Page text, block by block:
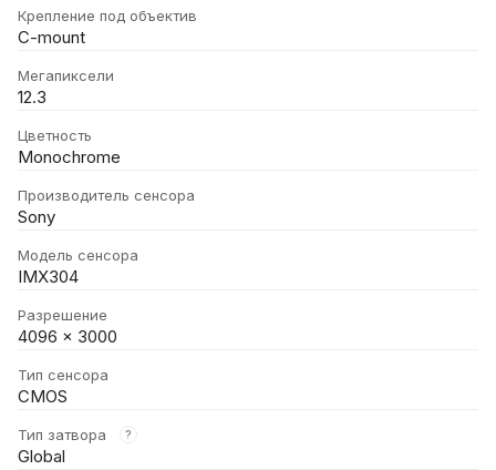
Крепление под объектив
C-mount
Мегапиксели
12.3
Цветность
Monochrome
Производитель сенсора
Sony
Модель сенсора
IMX304
Разрешение
4096 × 3000
Тип сенсора
CMOS
Тип затвора ?
Global